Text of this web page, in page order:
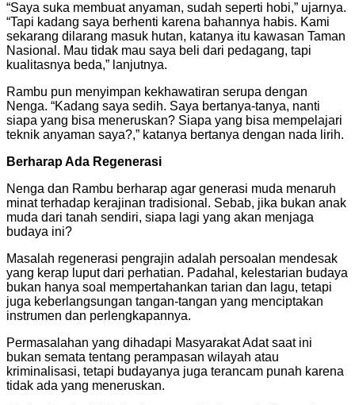
“Saya suka membuat anyaman, sudah seperti hobi,” ujarnya.
“Tapi kadang saya berhenti karena bahannya habis. Kami
sekarang dilarang masuk hutan, katanya itu kawasan Taman
Nasional. Mau tidak mau saya beli dari pedagang, tapi
kualitasnya beda,” lanjutnya.
Rambu pun menyimpan kekhawatiran serupa dengan
Nenga. “Kadang saya sedih. Saya bertanya-tanya, nanti
siapa yang bisa meneruskan? Siapa yang bisa mempelajari
teknik anyaman saya?,” katanya bertanya dengan nada lirih.
Berharap Ada Regenerasi
Nenga dan Rambu berharap agar generasi muda menaruh
minat terhadap kerajinan tradisional. Sebab, jika bukan anak
muda dari tanah sendiri, siapa lagi yang akan menjaga
budaya ini?
Masalah regenerasi pengrajin adalah persoalan mendesak
yang kerap luput dari perhatian. Padahal, kelestarian budaya
bukan hanya soal mempertahankan tarian dan lagu, tetapi
juga keberlangsungan tangan-tangan yang menciptakan
instrumen dan perlengkapannya.
Permasalahan yang dihadapi Masyarakat Adat saat ini
bukan semata tentang perampasan wilayah atau
kriminalisasi, tetapi budayanya juga terancam punah karena
tidak ada yang meneruskan.